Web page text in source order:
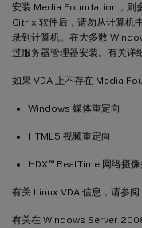
安装 Media Foundation，则
Citrix 软件后，请勿从计算机
录到计算机。在大多数
过服务器管理器安装。有关详
如果 VDA 上不存在 Media
Windows 媒体重定向
HTML5 视频重定向
HDX ™RealTime 网络摄像
有关 Linux VDA 信息，请参阅
有关在 Windows Server